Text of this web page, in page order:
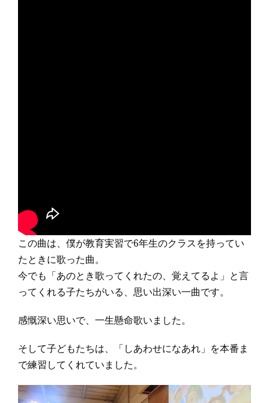
この曲は、僕が教育実習で6年生のクラスを持ってい
たときに歌った曲。
今でも「あのとき歌ってくれたの、覚えてるよ」と言
ってくれる子たちがいる、思い出深い一曲です。
感慨深い思いで、一生懸命歌いました。
そして子どもたちは、「しあわせになあれ」を本番ま
で練習してくれていました。